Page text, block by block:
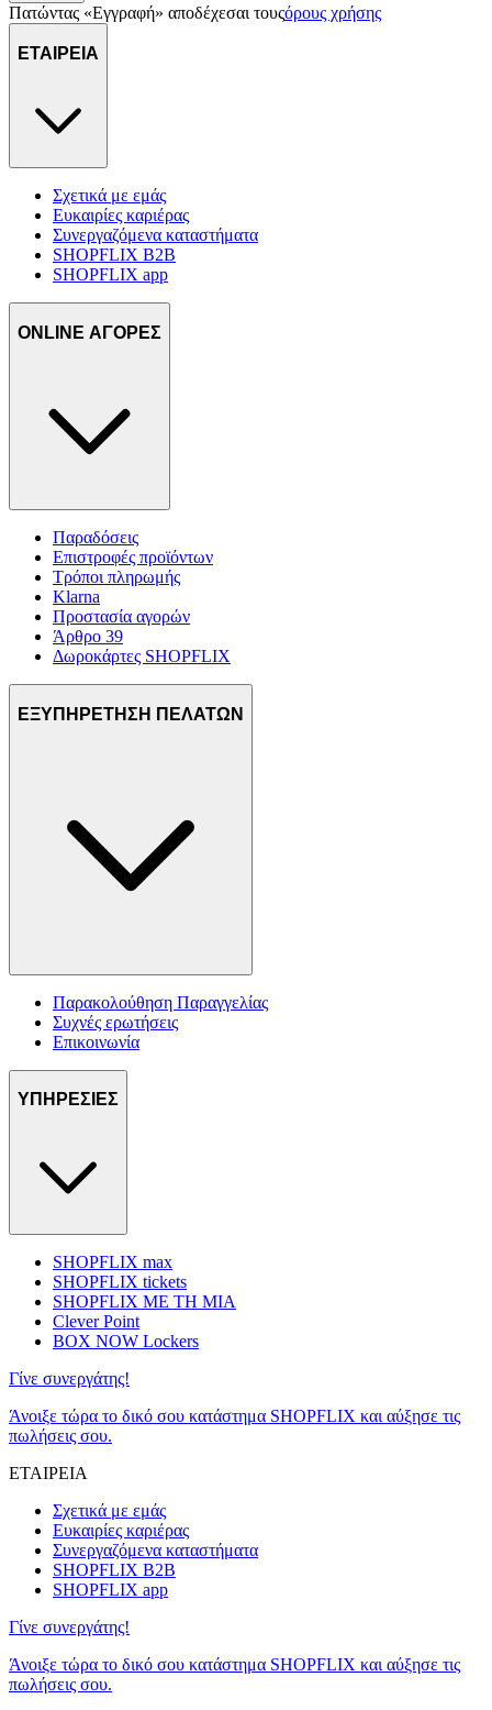
πληροφορίες σχετικά με την από μέρους σας χρήση της
τοποθεσίας μας στους συνεργάτες μέσων κοινωνικής
δικτύωσης, διαφημίσεων και ανάλυσης.
Πατώντας «Εγγραφή» αποδέχεσαι τουςόρους χρήσης
ΕΤΑΙΡΕΙΑ
Σχετικά με εμάς
Ευκαιρίες καριέρας
Συνεργαζόμενα καταστήματα
SHOPFLIX B2B
SHOPFLIX app
ONLINE ΑΓΟΡΕΣ
Παραδόσεις
Επιστροφές προϊόντων
Τρόποι πληρωμής
Klarna
Προστασία αγορών
Άρθρο 39
Δωροκάρτες SHOPFLIX
ΕΞΥΠΗΡΕΤΗΣΗ ΠΕΛΑΤΩΝ
Παρακολούθηση Παραγγελίας
Συχνές ερωτήσεις
Επικοινωνία
ΥΠΗΡΕΣΙΕΣ
SHOPFLIX max
SHOPFLIX tickets
SHOPFLIX ΜΕ ΤΗ ΜΙΑ
Clever Point
BOX NOW Lockers
Γίνε συνεργάτης!
Άνοιξε τώρα το δικό σου κατάστημα SHOPFLIX και αύξησε τις
πωλήσεις σου.
ΕΤΑΙΡΕΙΑ
Σχετικά με εμάς
Ευκαιρίες καριέρας
Συνεργαζόμενα καταστήματα
SHOPFLIX B2B
SHOPFLIX app
Γίνε συνεργάτης!
Άνοιξε τώρα το δικό σου κατάστημα SHOPFLIX και αύξησε τις
πωλήσεις σου.